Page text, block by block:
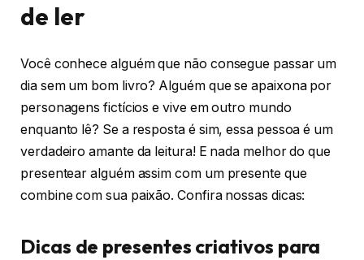
de ler
Você conhece alguém que não consegue passar um
dia sem um bom livro? Alguém que se apaixona por
personagens fictícios e vive em outro mundo
enquanto lê? Se a resposta é sim, essa pessoa é um
verdadeiro amante da leitura! E nada melhor do que
presentear alguém assim com um presente que
combine com sua paixão. Confira nossas dicas:
Dicas de presentes criativos para